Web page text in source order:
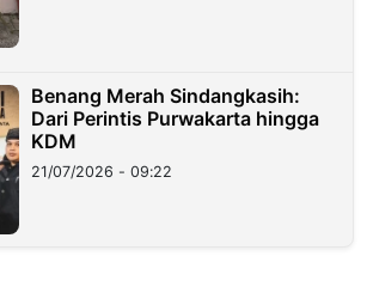
Benang Merah Sindangkasih:
Dari Perintis Purwakarta hingga
KDM
21/07/2026 - 09:22